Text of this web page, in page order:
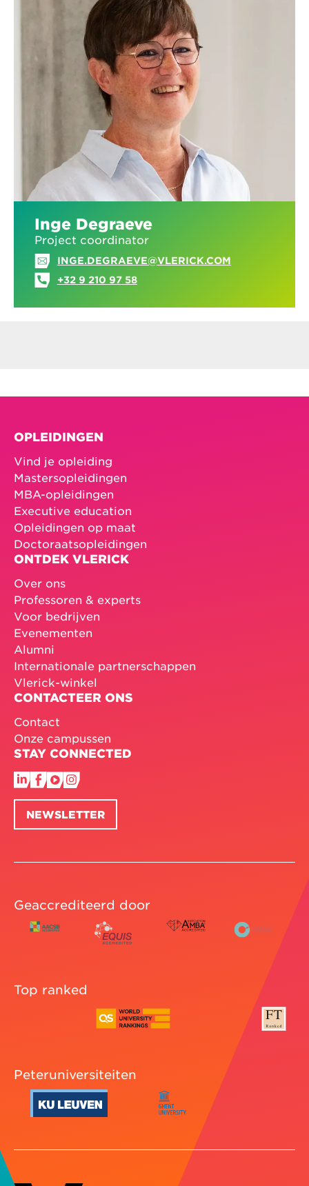
Inge Degraeve
Project coordinator
INGE.DEGRAEVE@VLERICK.COM
+32 9 210 97 58
OPLEIDINGEN
Vind je opleiding
Mastersopleidingen
MBA-opleidingen
Executive education
Opleidingen op maat
Doctoraatsopleidingen
ONTDEK VLERICK
Over ons
Professoren & experts
Voor bedrijven
Evenementen
Alumni
Internationale partnerschappen
Vlerick-winkel
CONTACTEER ONS
Contact
Onze campussen
STAY CONNECTED
NEWSLETTER
Geaccrediteerd door
Top ranked
Peteruniversiteiten